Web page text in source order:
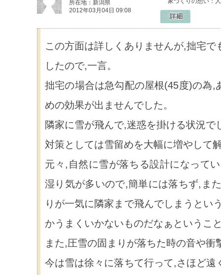
所在地：新潟県
2012年03月04日 09:08
この方面は詳しくありませんが,拙宅
したので,一言。
拙宅の場合は急勾配の屋根(45度)の為,
めの効果が出ませんでした。
隣家に雪が飛んで,迷惑を掛ける状況で
対策としては雪留めを大幅に増やして
元々,自然に雪が落ちる設計になって
湿り気が多いので,簡単には落ちず,ま
りが一気に隣家まで飛んでしまうとい
かうまくいかないものだなぁというこ
また,圧雪の固まりが落ちた時の音や衝
今は雪は徐々に落ちて行って,さほど遠